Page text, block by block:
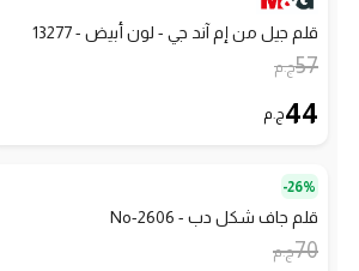
قلم جيل من إم آند جي - لون أبيض - 13277
57ج.م
44ج.م
26%-
قلم جاف شكل دب - No-2606
70ج.م